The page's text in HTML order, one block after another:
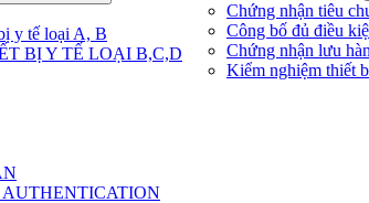
y tế loại A, B
BỊ Y TẾ LOẠI B,C,D
Chứng nhận tiêu
Công bố đủ điều
Chứng nhận lưu
Kiểm nghiệm thiết